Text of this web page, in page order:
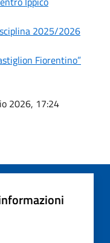
2025/2026
Fiorentino”
2026, 17:24